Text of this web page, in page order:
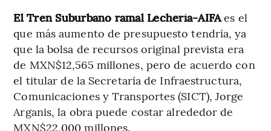
El Tren Suburbano ramal Lechería-AIFAes el
que más aumento de presupuesto tendría, ya
que la bolsa de recursos original prevista era
de MXN$12,565 millones, pero de acuerdo con
el titular de la Secretaría de Infraestructura,
Comunicaciones y Transportes (SICT), Jorge
Arganis, la obra puede costar alrededor de
MXN$22,000 millones.